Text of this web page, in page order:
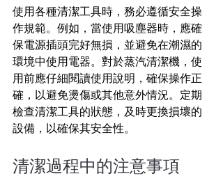
使用各種清潔工具時，務必遵循安全操
作規範。例如，當使用吸塵器時，應確
保電源插頭完好無損，並避免在潮濕的
環境中使用電器。對於蒸汽清潔機，使
用前應仔細閱讀使用說明，確保操作正
確，以避免燙傷或其他意外情況。定期
檢查清潔工具的狀態，及時更換損壞的
設備，以確保其安全性。
清潔過程中的注意事項